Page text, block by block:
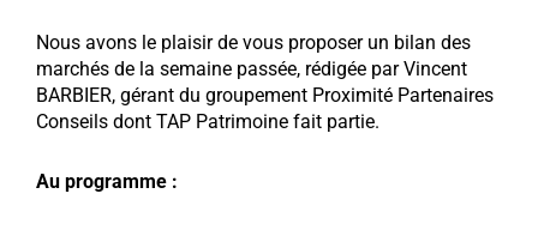
Nous avons le plaisir de vous proposer un bilan des
marchés de la semaine passée, rédigée par Vincent
BARBIER, gérant du groupement Proximité Partenaires
Conseils dont TAP Patrimoine fait partie.
Au programme :